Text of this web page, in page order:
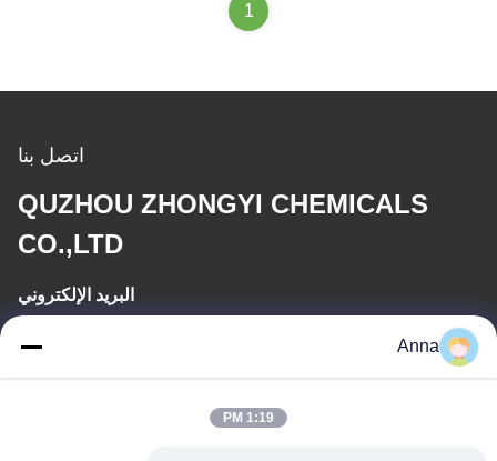
1
اتصل بنا
QUZHOU ZHONGYI CHEMICALS
CO.,LTD
البريد الإلكتروني
wfmbeide@163.com
Anna
1:19 PM